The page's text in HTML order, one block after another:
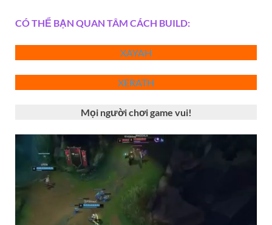
CÓ THỂ BẠN QUAN TÂM CÁCH BUILD:
XAYAH
XERATH
Mọi người chơi game vui!